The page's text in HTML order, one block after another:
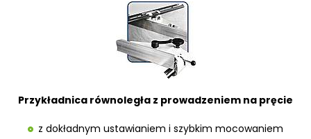
Przykładnica równoległa z prowadzeniem na pręcie
z dokładnym ustawianiem i szybkim mocowaniem